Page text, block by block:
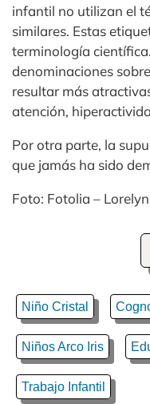
infantil no utilizan el
similares. Estas
terminología
denominaciones
resultar más
atención,
Por otra parte, la
que jamás ha sido
Foto: Fotolia –
Niño Cristal
Niños Arco Iris
Trabajo Infantil